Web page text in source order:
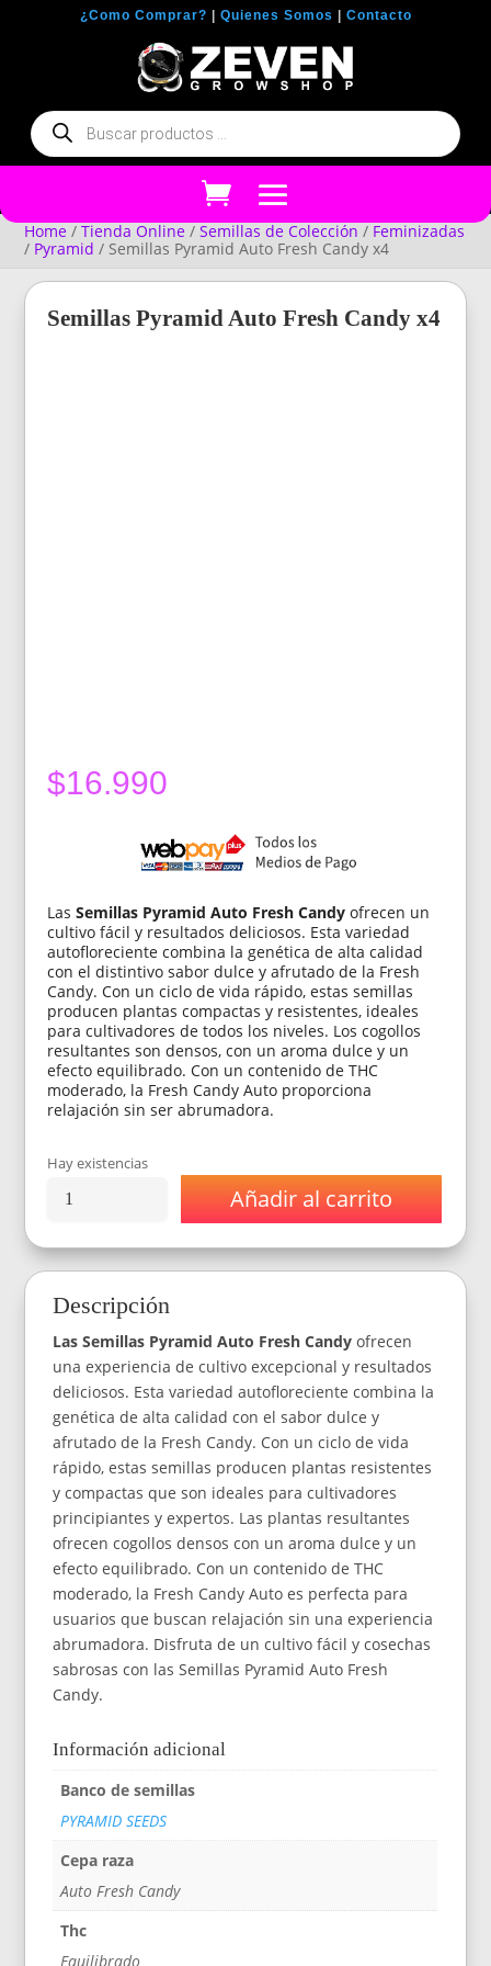
¿Como Comprar? Quienes Somos Contacto
Búsqueda
de
productos
Home /Tienda Online /Semillas de Colección / Feminizadas
/ Pyramid / Semillas Pyramid Auto Fresh Candy x4
Semillas Pyramid Auto Fresh Candy x4
$16.990
LasSemillas Pyramid Auto Fresh Candy ofrecen un
cultivo fácil y resultados deliciosos. Esta variedad
autofloreciente combina la genética de alta calidad
con el distintivo sabor dulce y afrutado de la Fresh
Candy. Con un ciclo de vida rápido, estas semillas
producen plantas compactas y resistentes, ideales
para cultivadores de todos los niveles. Los cogollos
resultantes son densos, con un aroma dulce y un
efecto equilibrado. Con un contenido de THC
moderado, la Fresh Candy Auto proporciona
relajación sin ser abrumadora.
Hay existencias
Semillas
Auto
Fresh
x4
Añadir al carrito
Descripción
Las Semillas Pyramid Auto Fresh Candy ofrecen
una experiencia de cultivo excepcional y resultados
deliciosos. Esta variedad autofloreciente combina la
genética de alta calidad con el sabor dulce y
afrutado de la Fresh Candy. Con un ciclo de vida
rápido, estas semillas producen plantas resistentes
y compactas que son ideales para cultivadores
principiantes y expertos. Las plantas resultantes
ofrecen cogollos densos con un aroma dulce y un
efecto equilibrado. Con un contenido de THC
moderado, la Fresh Candy Auto es perfecta para
usuarios que buscan relajación sin una experiencia
abrumadora. Disfruta de un cultivo fácil y cosechas
sabrosas con las Semillas Pyramid Auto Fresh
Candy.
Información adicional
Banco de semillas
PYRAMID SEEDS
Cepa raza
Auto Fresh Candy
Thc
Equilibrado